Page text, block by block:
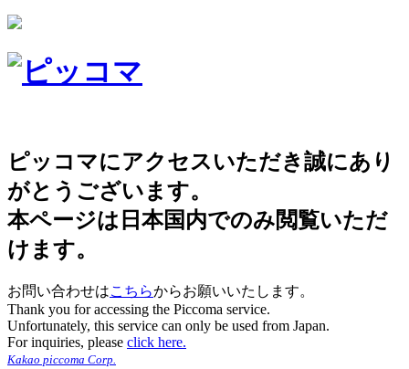
ピッコマにアクセスいただき誠にあり
がとうございます。
本ページは日本国内でのみ閲覧いただ
けます。
お問い合わせはこちらからお願いいたします。
Thank you for accessing the Piccoma service.
Unfortunately, this service can only be used from Japan.
For inquiries, please click here.
Kakao piccoma Corp.